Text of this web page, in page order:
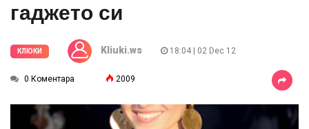
гаджето си
КЛЮКИ Kliuki.ws 18:04 | 02 Dec 12
0 Коментара 2009